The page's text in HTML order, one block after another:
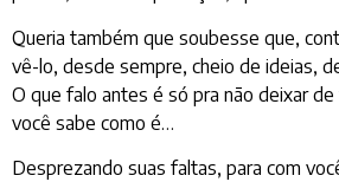
Queria também que soubesse que,
vê-lo, desde sempre, cheio de ideias,
O que falo antes é só pra não deixar
você sabe como é…
Desprezando suas faltas, para com